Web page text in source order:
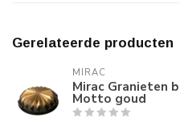
Gerelateerde producten
MIRAC
Mirac Granieten
Motto goud